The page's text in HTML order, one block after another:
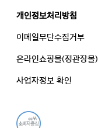
개인정보처리방침
이메일무단수집거부
온라인쇼핑몰(정관장몰)
사업자정보 확인